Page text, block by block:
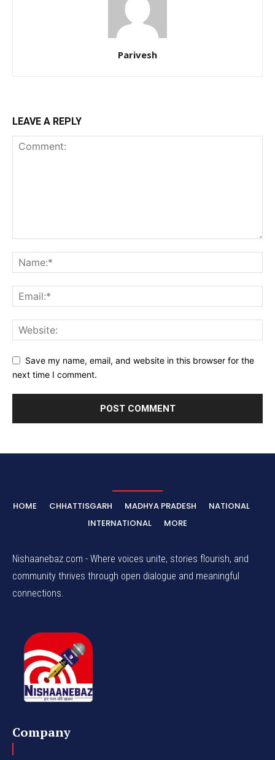
Parivesh
LEAVE A REPLY
Save my name, email, and website in this browser for the
next time I comment.
HOME CHHATTISGARH MADHYA PRADESH
NATIONAL
INTERNATIONAL
MORE
Nishaanebaz.com - Where voices unite, stories flourish, and
community thrives through open dialogue and meaningful
connections.
Company